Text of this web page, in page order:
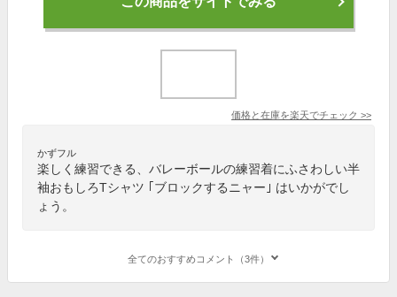
価格と在庫を楽天でチェック >>
かずフル
楽しく練習できる、バレーボールの練習着にふさわしい半
袖おもしろTシャツ ｢ブロックするニャー｣ はいかがでし
ょう。
全てのおすすめコメント（3件）